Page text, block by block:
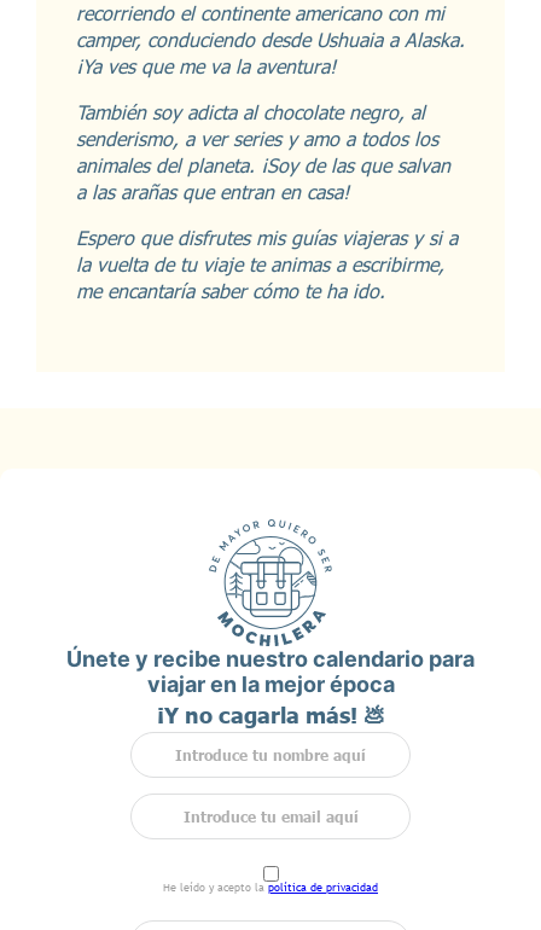
recorriendo el continente americano con mi
camper, conduciendo desde Ushuaia a Alaska.
¡Ya ves que me va la aventura!
También soy adicta al chocolate negro, al
senderismo, a ver series y amo a todos los
animales del planeta. ¡Soy de las que salvan
a las arañas que entran en casa!
Espero que disfrutes mis guías viajeras y si a
la vuelta de tu viaje te animas a escribirme,
me encantaría saber cómo te ha ido.
Únete y recibe nuestro calendario para
viajar en la mejor época
¡Y no cagarla más! 💩
He leído y acepto la política de privacidad